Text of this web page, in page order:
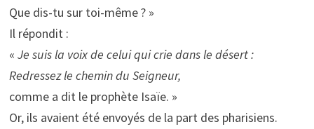
Que dis-tu sur toi-même ? »
Il répondit :
« Je suis la voix de celui qui crie dans le désert :
Redressez le chemin du Seigneur,
comme a dit le prophète Isaïe. »
Or, ils avaient été envoyés de la part des pharisiens.